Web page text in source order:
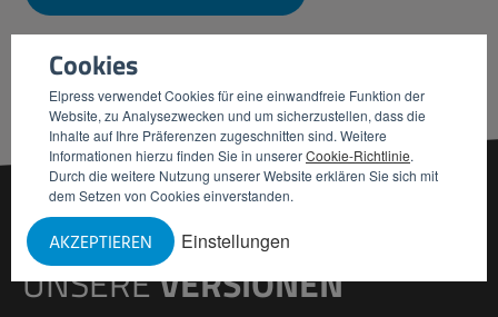
Cookies
Elpress verwendet Cookies für eine einwandfreie Funktion der
Website, zu Analysezwecken und um sicherzustellen, dass die
Inhalte auf Ihre Präferenzen zugeschnitten sind. Weitere
Informationen hierzu finden Sie in unsererCookie-Richtlinie.
Durch die weitere Nutzung unserer Website erklären Sie sich mit
dem Setzen von Cookies einverstanden.
Einstellungen
AKZEPTIEREN
UNSEREVERSIONEN